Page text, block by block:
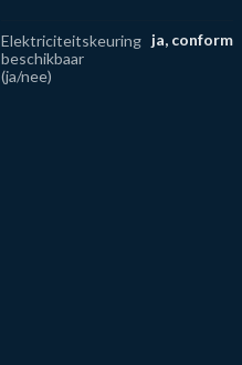
Elektriciteitskeuring
beschikbaar
(ja/nee)
ja, conform